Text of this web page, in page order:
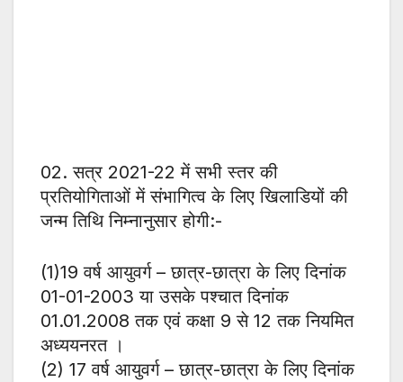
02. सत्र 2021-22 में सभी स्तर की
प्रतियोगिताओं में संभागित्व के लिए खिलाडियों की
जन्म तिथि निम्नानुसार होगी:-
(1)19 वर्ष आयुवर्ग – छात्र-छात्रा के लिए दिनांक
01-01-2003 या उसके पश्चात दिनांक
01.01.2008 तक एवं कक्षा 9 से 12 तक नियमित
अध्ययनरत ।
(2) 17 वर्ष आयुवर्ग – छात्र-छात्रा के लिए दिनांक